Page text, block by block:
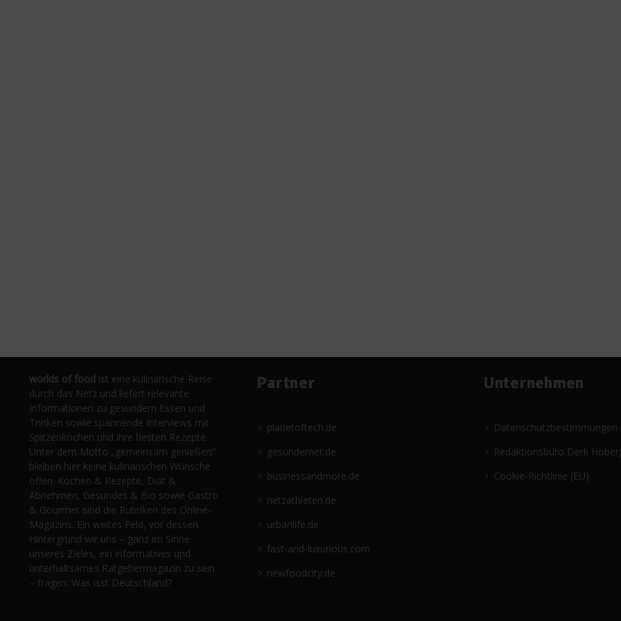
worlds of food ist eine kulinarische Reise
durch das Netz und liefert relevante
Informationen zu gesundem Essen und
Trinken sowie spannende Interviews mit
Spitzenköchen und ihre besten Rezepte.
Unter dem Motto „gemeinsam genießen“
bleiben hier keine kulinarischen Wünsche
offen. Kochen & Rezepte, Diät &
Abnehmen, Gesundes & Bio sowie Gastro
& Gourmet sind die Rubriken des Online-
Magazins. Ein weites Feld, vor dessen
Hintergrund wir uns – ganz im Sinne
unseres Zieles, ein informatives und
unterhaltsames Ratgebermagazin zu sein
– fragen: Was isst Deutschland?
Partner
planetoftech.de
gesündernet.de
businessandmore.de
netzathleten.de
urbanlife.de
fast-and-luxurious.com
newfoodcity.de
Unternehmen
Datenschutzbestimmungen
Redaktionsbüro Derk
Cookie-Richtlinie (EU)